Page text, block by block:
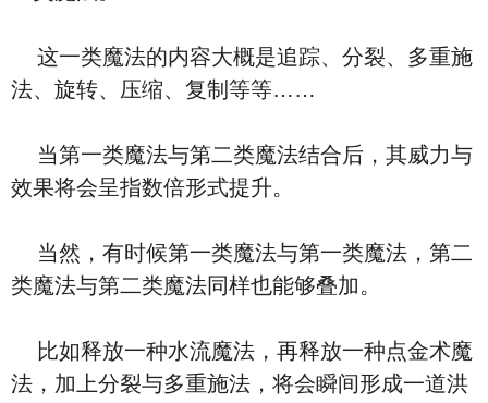
这一类魔法的内容大概是追踪、分裂、多重施
法、旋转、压缩、复制等等……
当第一类魔法与第二类魔法结合后，其威力与
效果将会呈指数倍形式提升。
当然，有时候第一类魔法与第一类魔法，第二
类魔法与第二类魔法同样也能够叠加。
比如释放一种水流魔法，再释放一种点金术魔
法，加上分裂与多重施法，将会瞬间形成一道洪